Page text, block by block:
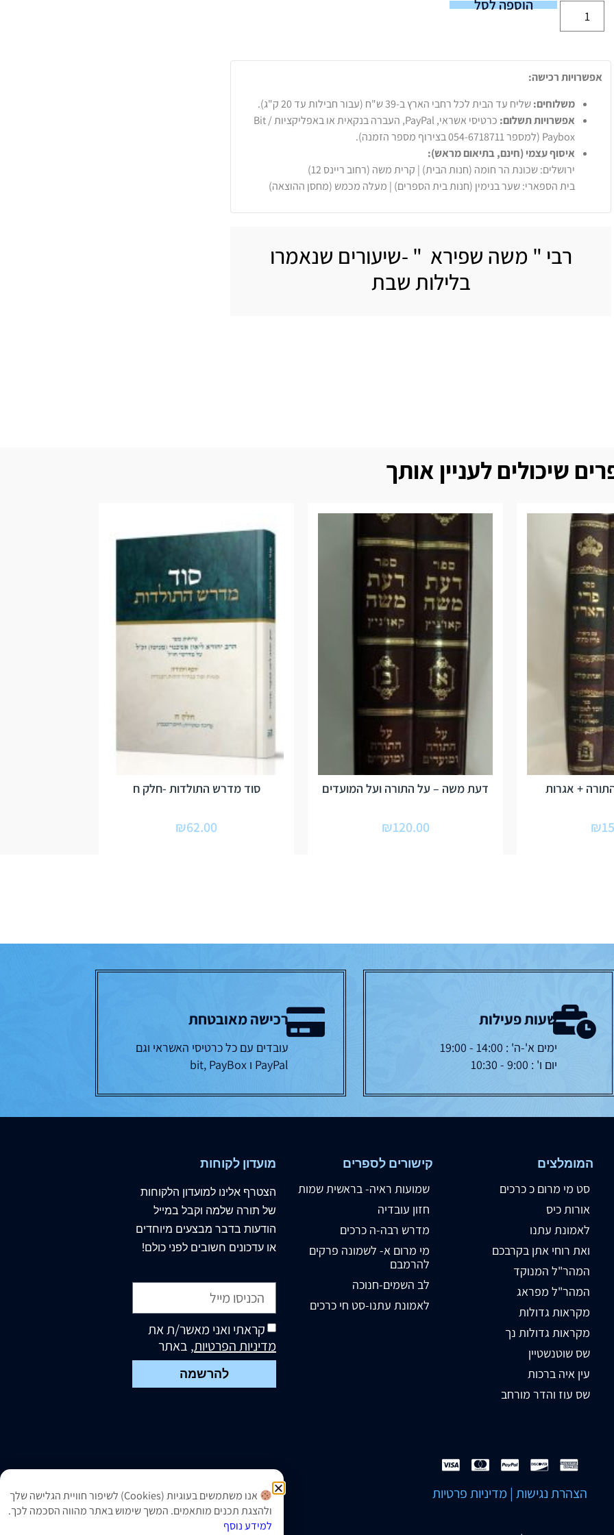
הוספה לסל
אפשרויות רכישה:
משלוחים:שליח עד הבית לכל רחבי הארץ ב-39 ש"ח (עבור חבילות עד 20 ק"ג).
אפשרויות תשלום:
כרטיסי אשראי, PayPal, העברה בנקאית או באפליקציות Bit /
Paybox (למספר 054-6718711 בצירוף מספר הזמנה).
איסוף עצמי (חינם, בתיאום מראש):
ירושלים: שכונת הר חומה (חנות הבית) | קרית משה (רחוב ריינס 12)
בית הספארי: שער בנימין (חנות בית הספרים) | מעלה מכמש (מחסן ההוצאה)
רבי " משה שפירא " -שיעורים שנאמרו
בלילות שבת
שיכולים לעניין אותך
+ אגרות
₪
דעת משה – על התורה ועל המועדים
₪120.00
סוד מדרש התולדות -חלק ח
₪62.00
שעות פעילות
ימים א'-ה' : 14:00 - 19:00
יום ו' : 9:00 - 10:30
רכישה מאובטחת
עובדים עם כל כרטיסי האשראי וגם
PayPal ו bit, PayBox
המומלצים
סט מי מרום כ כרכים
אורות כיס
לאמונת עתנו
ואת רוחי אתן בקרבכם
המהר"ל המנוקד
המהר"ל מפראג
מקראות גדולות
מקראות גדולות נך
שס שוטנשטיין
עין איה ברכות
שס עוז והדר מורחב
קישורים לספרים
שמועות ראיה- בראשית שמות
חזון עובדיה
מדרש רבה-ה כרכים
מי מרום א- לשמונה פרקים
להרמבם
לב השמים-חנוכה
לאמונת עתנו-סט חי כרכים
מועדון לקוחות
הצטרף אלינו למועדון הלקוחות
של תורה שלמה וקבל במייל
הודעות בדבר מבצעים מיוחדים
או עדכונים חשובים לפני כולם!
קראתי ואני מאשר/ת את
מדיניות הפרטיות, באתר
להרשמה
הצהרת נגישות | מדיניות פרטיות
אנו משתמשים בעוגיות (Cookies) לשיפור חוויית הגלישה שלך
ולהצגת תכנים מותאמים. המשך שימוש באתר מהווה הסכמה לכך.
למידע נוסף